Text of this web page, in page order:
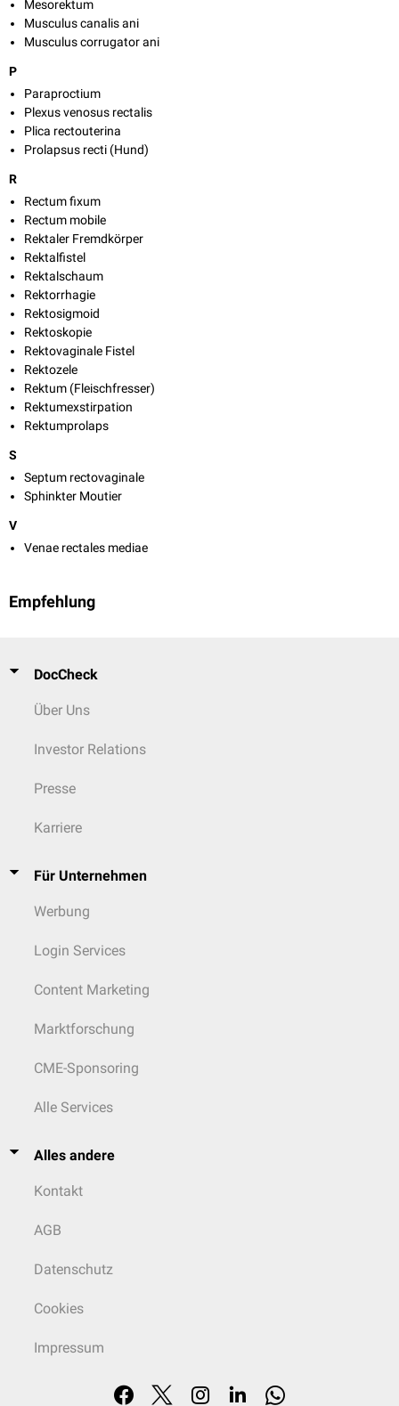
Mesorektum
Musculus canalis ani
Musculus corrugator ani
P
Paraproctium
Plexus venosus rectalis
Plica rectouterina
Prolapsus recti (Hund)
R
Rectum fixum
Rectum mobile
Rektaler Fremdkörper
Rektalfistel
Rektalschaum
Rektorrhagie
Rektosigmoid
Rektoskopie
Rektovaginale Fistel
Rektozele
Rektum (Fleischfresser)
Rektumexstirpation
Rektumprolaps
S
Septum rectovaginale
Sphinkter Moutier
V
Venae rectales mediae
Empfehlung
DocCheck
Über Uns
Investor Relations
Presse
Karriere
Für Unternehmen
Werbung
Login Services
Content Marketing
Marktforschung
CME-Sponsoring
Alle Services
Alles andere
Kontakt
AGB
Datenschutz
Cookies
Impressum